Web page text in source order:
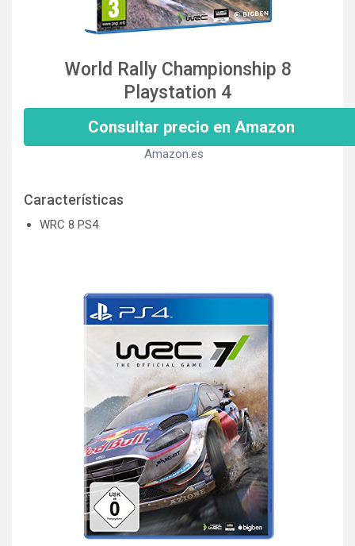
World Rally Championship 8
Playstation 4
Consultar precio en Amazon
Amazon.es
Características
WRC 8 PS4